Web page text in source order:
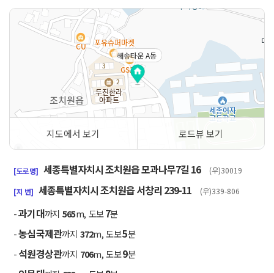
해송타운 A동
지도에서 보기 로드뷰 보기
[도로명] 세종특별자치시 조치원읍 모과나무7길 16 (우)30019
[지 번] 세종특별자치시 조치원읍 서창리 239-11 (우)339-806
-과기대까지 565m, 도보7분
-농심국제관까지 372m, 도보5분
-석원경상관까지 706m, 도보9분